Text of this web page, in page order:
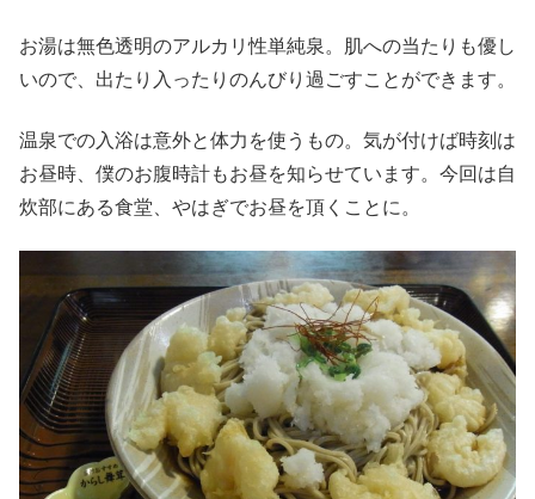
お湯は無色透明のアルカリ性単純泉。肌への当たりも優し
いので、出たり入ったりのんびり過ごすことができます。
温泉での入浴は意外と体力を使うもの。気が付けば時刻は
お昼時、僕のお腹時計もお昼を知らせています。今回は自
炊部にある食堂、やはぎでお昼を頂くことに。